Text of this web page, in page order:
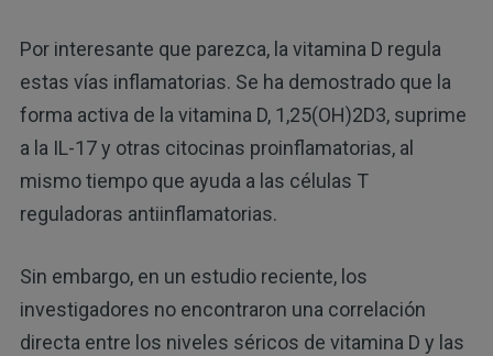
Por interesante que parezca, la vitamina D regula
estas vías inflamatorias. Se ha demostrado que la
forma activa de la vitamina D, 1,25(OH)2D3, suprime
a la IL-17 y otras citocinas proinflamatorias, al
mismo tiempo que ayuda a las células T
reguladoras antiinflamatorias.
Sin embargo, en un estudio reciente, los
investigadores no encontraron una correlación
directa entre los niveles séricos de vitamina D y las